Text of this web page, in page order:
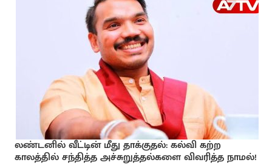
லண்டனில் வீட்டின் மீது தாக்குதல்: கல்வி கற்ற
காலத்தில் சந்தித்த அச்சுறுத்தல்களை விவரித்த நாமல்!